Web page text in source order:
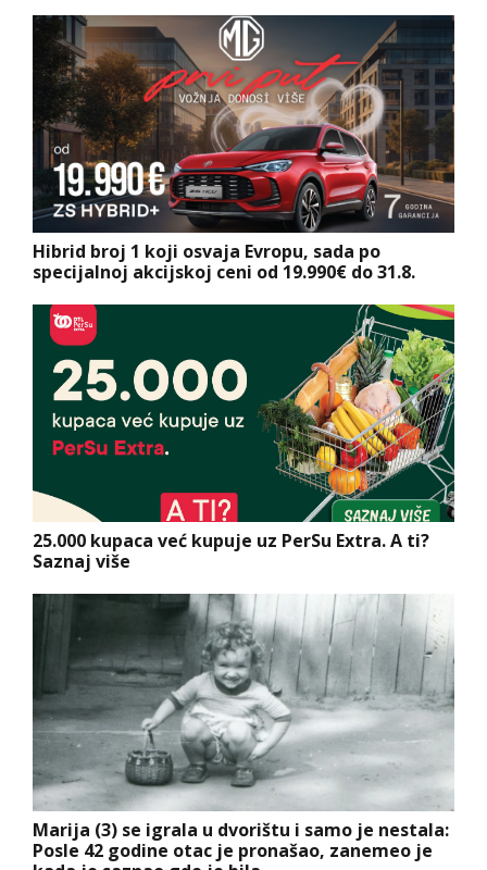
Hibrid broj 1 koji osvaja Evropu, sada po
specijalnoj akcijskoj ceni od 19.990€ do 31.8.
25.000 kupaca već kupuje uz PerSu Extra. A ti?
Saznaj više
Marija (3) se igrala u dvorištu i samo je nestala:
Posle 42 godine otac je pronašao, zanemeo je